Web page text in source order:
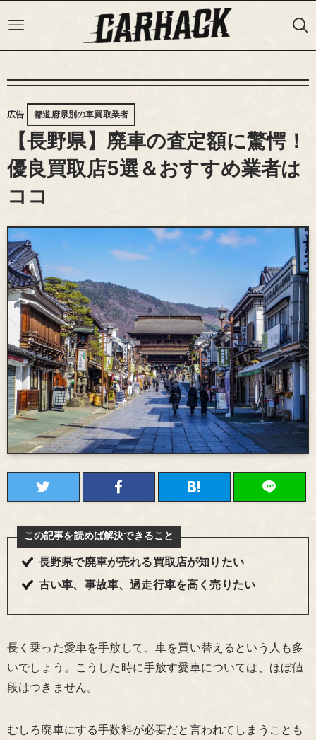
広告 都道府県別の車買取業者
【長野県】廃車の査定額に驚愕！
優良買取店5選＆おすすめ業者は
ココ
この記事を読めば解決できること
長野県で廃車が売れる買取店が知りたい
古い車、事故車、過走行車を高く売りたい
長く乗った愛車を手放して、車を買い替えるという人も多
いでしょう。こうした時に手放す愛車については、ほぼ値
段はつきません。
むしろ廃車にする手数料が必要だと言われてしまうことも